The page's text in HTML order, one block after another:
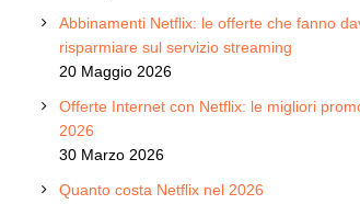
Abbinamenti Netflix: le offerte che fanno
risparmiare sul servizio streaming
20 Maggio 2026
Offerte Internet con Netflix: le migliori
2026
30 Marzo 2026
Quanto costa Netflix nel 2026